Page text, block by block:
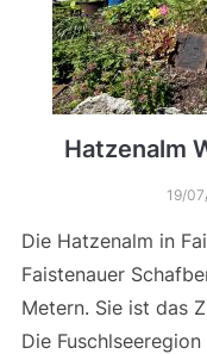
Hatzenalm
19/
Die Hatzenalm in
Faistenauer
Metern. Sie ist das
Die